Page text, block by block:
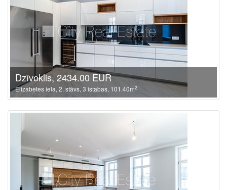
Dzīvoklis, 2434.00 EUR
Elizabetes iela, 2. stāvs, 3 istabas, 101.40m2